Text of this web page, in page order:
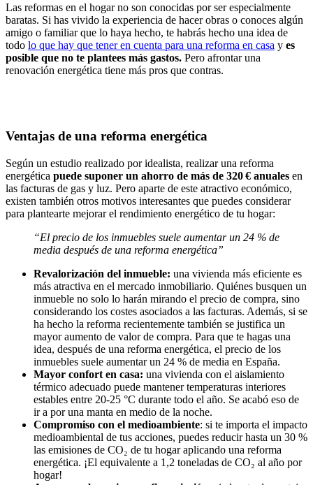
Las reformas en el hogar no son conocidas por ser especialmente
baratas. Si has vivido la experiencia de hacer obras o conoces algún
amigo o familiar que lo haya hecho, te habrás hecho una idea de
todo lo que hay que tener en cuenta para una reforma en casa y es
posible que no te plantees más gastos. Pero afrontar una
renovación energética tiene más pros que contras.
Ventajas de una reforma energética
Según un estudio realizado por idealista, realizar una reforma
energética puede suponer un ahorro de más de 320 € anuales en
las facturas de gas y luz. Pero aparte de este atractivo económico,
existen también otros motivos interesantes que puedes considerar
para plantearte mejorar el rendimiento energético de tu hogar:
“El precio de los inmuebles suele aumentar un 24 % de
media después de una reforma energética”
Revalorización del inmueble: una vivienda más eficiente es
más atractiva en el mercado inmobiliario. Quiénes busquen un
inmueble no solo lo harán mirando el precio de compra, sino
considerando los costes asociados a las facturas. Además, si se
ha hecho la reforma recientemente también se justifica un
mayor aumento de valor de compra. Para que te hagas una
idea, después de una reforma energética, el precio de los
inmuebles suele aumentar un 24 % de media en España.
Mayor confort en casa: una vivienda con el aislamiento
térmico adecuado puede mantener temperaturas interiores
estables entre 20-25 °C durante todo el año. Se acabó eso de
ir a por una manta en medio de la noche.
Compromiso con el medioambiente: si te importa el impacto
medioambiental de tus acciones, puedes reducir hasta un 30 %
las emisiones de CO₂ de tu hogar aplicando una reforma
energética. ¡El equivalente a 1,2 toneladas de CO₂ al año por
hogar!